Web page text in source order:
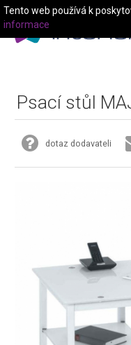
Psací stůl
dotaz dodavateli
Tento web používá k
informace